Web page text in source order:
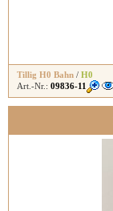
Tillig H0 Bahn / H0
Art.-Nr.: 09836-11